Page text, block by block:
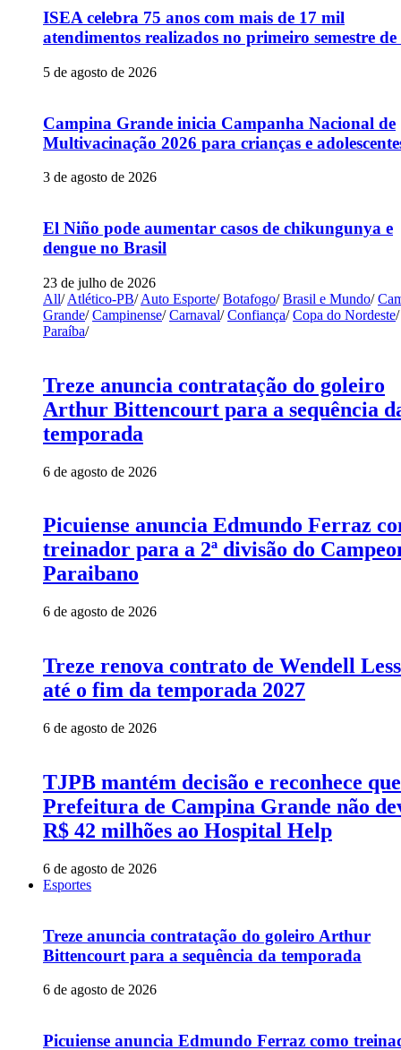
ISEA celebra 75 anos com mais de 17 mil
atendimentos realizados no primeiro semestre de
5 de agosto de 2026
Campina Grande inicia Campanha Nacional de
Multivacinação 2026 para crianças e
3 de agosto de 2026
El Niño pode aumentar casos de chikungunya e
dengue no Brasil
23 de julho de 2026
All/ Atlético-PB/ Auto Esporte/ Botafogo/ Brasil e Mundo/
Grande/ Campinense/ Carnaval/ Confiança/ Copa do Nordeste/
Paraíba/
Treze anuncia contratação do goleiro
Arthur Bittencourt para a sequência
temporada
6 de agosto de 2026
Picuiense anuncia Edmundo Ferraz
treinador para a 2ª divisão do
Paraibano
6 de agosto de 2026
Treze renova contrato de Wendell
até o fim da temporada 2027
6 de agosto de 2026
TJPB mantém decisão e reconhece que
Prefeitura de Campina Grande não
R$ 42 milhões ao Hospital Help
6 de agosto de 2026
Esportes
Treze anuncia contratação do goleiro Arthur
Bittencourt para a sequência da temporada
6 de agosto de 2026
Picuiense anuncia Edmundo Ferraz como